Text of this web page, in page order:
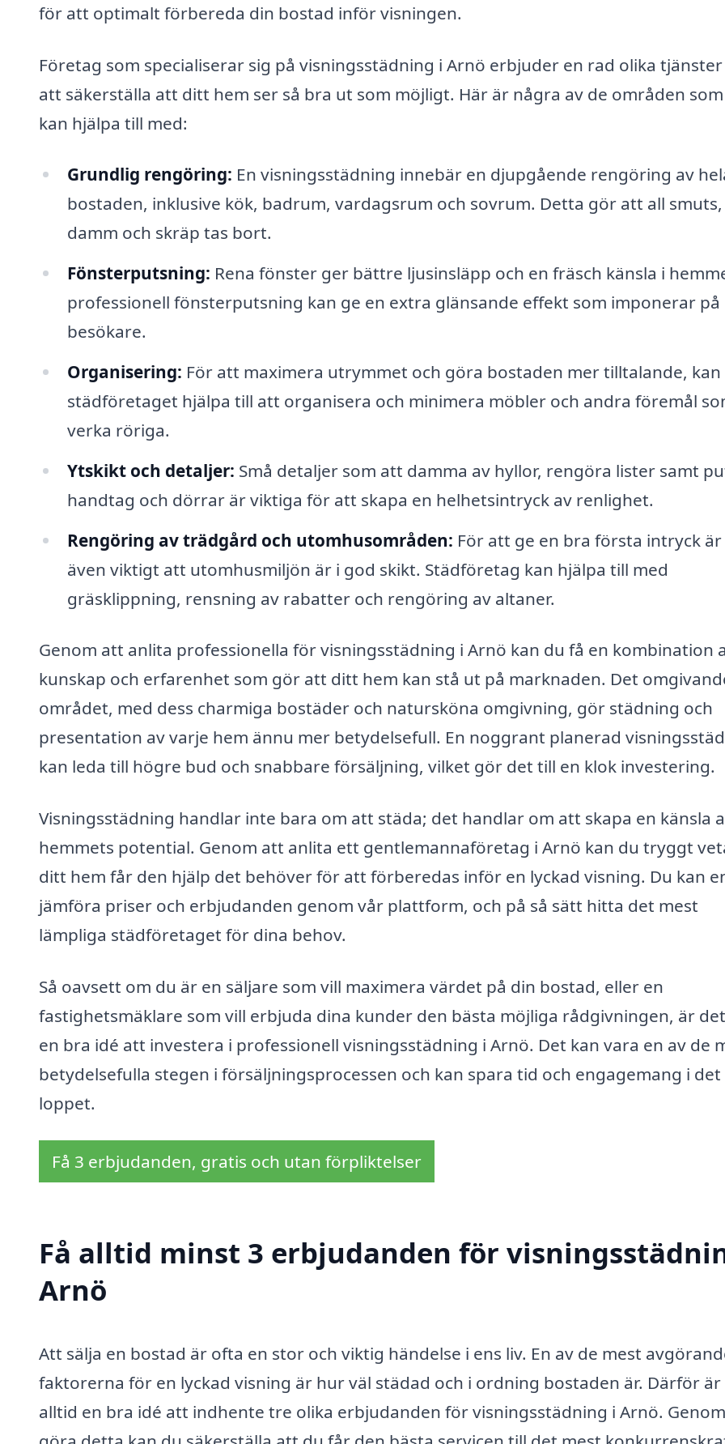
för att optimalt förbereda din bostad inför visningen.
Företag som specialiserar sig på visningsstädning i Arnö erbjuder en rad olika
att säkerställa att ditt hem ser så bra ut som möjligt. Här är några av de områden
kan hjälpa till med:
Grundlig rengöring: En visningsstädning innebär en djupgående rengöring av
bostaden, inklusive kök, badrum, vardagsrum och sovrum. Detta gör att all smuts,
damm och skräp tas bort.
Fönsterputsning: Rena fönster ger bättre ljusinsläpp och en fräsch känsla i
professionell fönsterputsning kan ge en extra glänsande effekt som imponerar på
besökare.
Organisering: För att maximera utrymmet och göra bostaden mer tilltalande, kan
städföretaget hjälpa till att organisera och minimera möbler och andra föremål
verka röriga.
Ytskikt och detaljer: Små detaljer som att damma av hyllor, rengöra lister samt
handtag och dörrar är viktiga för att skapa en helhetsintryck av renlighet.
Rengöring av trädgård och utomhusområden: För att ge en bra första intryck
även viktigt att utomhusmiljön är i god skikt. Städföretag kan hjälpa till med
gräsklippning, rensning av rabatter och rengöring av altaner.
Genom att anlita professionella för visningsstädning i Arnö kan du få en kombination
kunskap och erfarenhet som gör att ditt hem kan stå ut på marknaden. Det
området, med dess charmiga bostäder och natursköna omgivning, gör städning och
presentation av varje hem ännu mer betydelsefull. En noggrant planerad
kan leda till högre bud och snabbare försäljning, vilket gör det till en klok investering.
Visningsstädning handlar inte bara om att städa; det handlar om att skapa en känsla
hemmets potential. Genom att anlita ett gentlemannaföretag i Arnö kan du tryggt
ditt hem får den hjälp det behöver för att förberedas inför en lyckad visning. Du kan
jämföra priser och erbjudanden genom vår plattform, och på så sätt hitta det mest
lämpliga städföretaget för dina behov.
Så oavsett om du är en säljare som vill maximera värdet på din bostad, eller en
fastighetsmäklare som vill erbjuda dina kunder den bästa möjliga rådgivningen, är
en bra idé att investera i professionell visningsstädning i Arnö. Det kan vara en av de
betydelsefulla stegen i försäljningsprocessen och kan spara tid och engagemang i det
loppet.
Få 3 erbjudanden, gratis och utan förpliktelser
Få alltid minst 3 erbjudanden för
Arnö
Att sälja en bostad är ofta en stor och viktig händelse i ens liv. En av de mest
faktorerna för en lyckad visning är hur väl städad och i ordning bostaden är. Därför
alltid en bra idé att indhente tre olika erbjudanden för visningsstädning i Arnö.